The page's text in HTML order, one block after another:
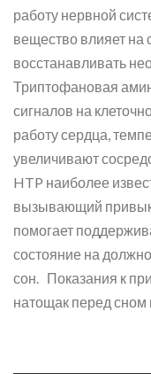
работу нервной
вещество влияет на
восстанавливать
Триптофановая
сигналов на
работу сердца,
увеличивают
HTP наиболее
вызывающий
помогает
состояние на
сон. Показания к
натощак перед сном